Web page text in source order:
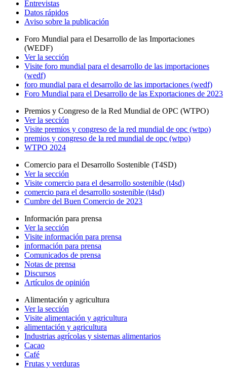
Entrevistas
Datos rápidos
Aviso sobre la publicación
Foro Mundial para el Desarrollo de las Importaciones
(WEDF)
Ver la sección
Visite foro mundial para el desarrollo de las importaciones
(wedf)
foro mundial para el desarrollo de las importaciones (wedf)
Foro Mundial para el Desarrollo de las Exportaciones de 2023
Premios y Congreso de la Red Mundial de OPC (WTPO)
Ver la sección
Visite premios y congreso de la red mundial de opc (wtpo)
premios y congreso de la red mundial de opc (wtpo)
WTPO 2024
Comercio para el Desarrollo Sostenible (T4SD)
Ver la sección
Visite comercio para el desarrollo sostenible (t4sd)
comercio para el desarrollo sostenible (t4sd)
Cumbre del Buen Comercio de 2023
Información para prensa
Ver la sección
Visite información para prensa
información para prensa
Comunicados de prensa
Notas de prensa
Discursos
Artículos de opinión
Alimentación y agricultura
Ver la sección
Visite alimentación y agricultura
alimentación y agricultura
Industrias agrícolas y sistemas alimentarios
Cacao
Café
Frutas y verduras